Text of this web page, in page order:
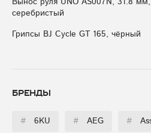
Вынос руля UNO AS007N, 31.8
серебристый
Грипсы BJ Cycle GT 165, чёрный
Бренды
# 6KU # AEG #